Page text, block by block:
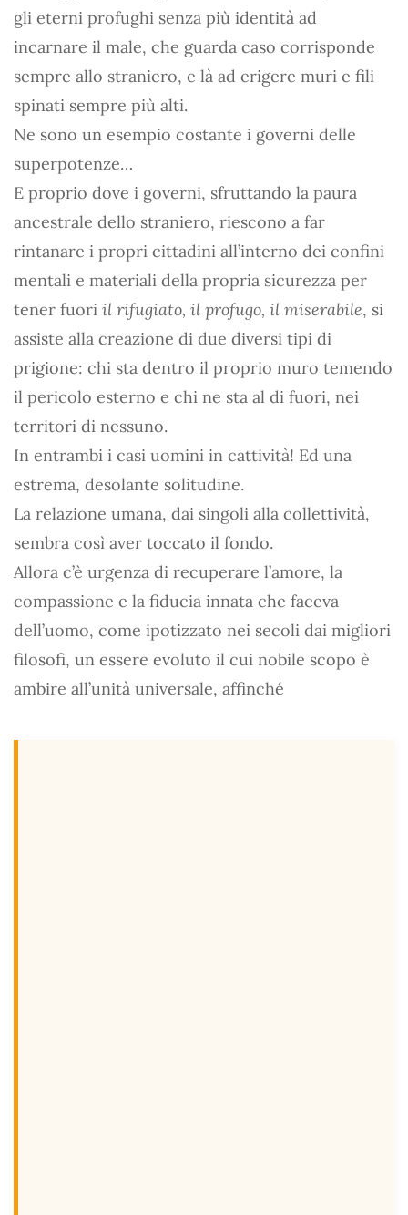
gli eterni profughi senza più identità ad
incarnare il male, che guarda caso corrisponde
sempre allo straniero, e là ad erigere muri e fili
spinati sempre più alti.
Ne sono un esempio costante i governi delle
superpotenze…
E proprio dove i governi, sfruttando la paura
ancestrale dello straniero, riescono a far
rintanare i propri cittadini all’interno dei confini
mentali e materiali della propria sicurezza per
tener fuori il rifugiato, il profugo, il miserabile, si
assiste alla creazione di due diversi tipi di
prigione: chi sta dentro il proprio muro temendo
il pericolo esterno e chi ne sta al di fuori, nei
territori di nessuno.
In entrambi i casi uomini in cattività! Ed una
estrema, desolante solitudine.
La relazione umana, dai singoli alla collettività,
sembra così aver toccato il fondo.
Allora c’è urgenza di recuperare l’amore, la
compassione e la fiducia innata che faceva
dell’uomo, come ipotizzato nei secoli dai migliori
filosofi, un essere evoluto il cui nobile scopo è
ambire all’unità universale, affinché